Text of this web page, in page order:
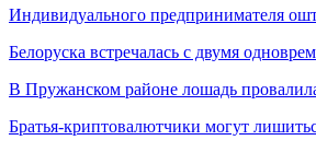
Индивидуального предпринимателя
Белоруска встречалась с двумя
В Пружанском районе лошадь
Братья-криптовалютчики могут